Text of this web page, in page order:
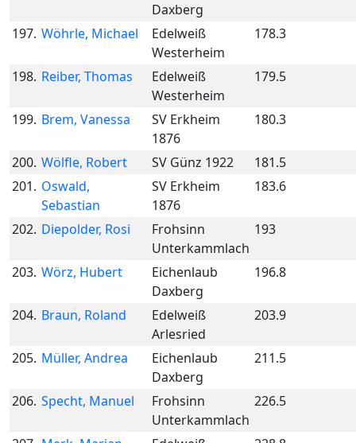
Daxberg
197. Wöhrle, Michael
Edelweiß
Westerheim
178.3
198. Reiber, Thomas
Edelweiß
Westerheim
179.5
199. Brem, Vanessa
SV Erkheim
1876
180.3
200. Wölfle, Robert SV Günz 1922
181.5
201. Oswald,
Sebastian
SV Erkheim
1876
183.6
202. Diepolder, Rosi
Frohsinn
Unterkammlach
193
203. Wörz, Hubert
Eichenlaub
Daxberg
196.8
204. Braun, Roland
Edelweiß
Arlesried
203.9
205. Müller, Andrea
Eichenlaub
Daxberg
211.5
206. Specht, Manuel
Frohsinn
Unterkammlach
226.5